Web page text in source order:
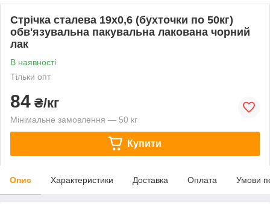
Стрічка сталева 19х0,6 (бухточки по 50кг)
обв'язувальна пакувальна лакована чорний
лак
В наявності
Тільки опт
84 ₴/кг
Мінімальне замовлення — 50 кг
Купити
Опис Характеристики Доставка Оплата Умови